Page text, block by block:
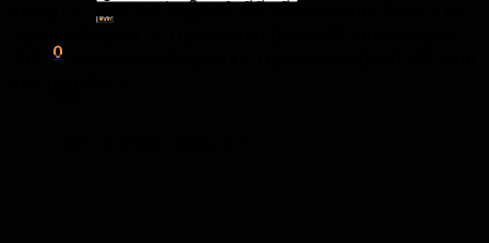
0
ដើរបាន។, ការបង្ហាញជាន់រាំអន្តរកម្ម LED ត្រូវបានដាក់ក្បឿងនៅលើដី ហើយ